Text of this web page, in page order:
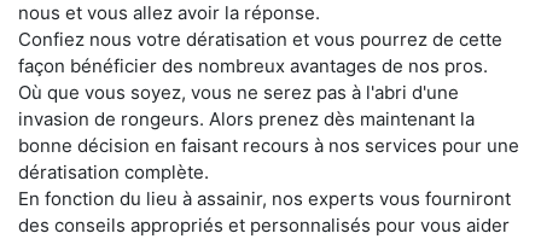
nous et vous allez avoir la réponse.
Confiez nous votre dératisation et vous pourrez de cette
façon bénéficier des nombreux avantages de nos pros.
Où que vous soyez, vous ne serez pas à l'abri d'une
invasion de rongeurs. Alors prenez dès maintenant la
bonne décision en faisant recours à nos services pour une
dératisation complète.
En fonction du lieu à assainir, nos experts vous fourniront
des conseils appropriés et personnalisés pour vous aider